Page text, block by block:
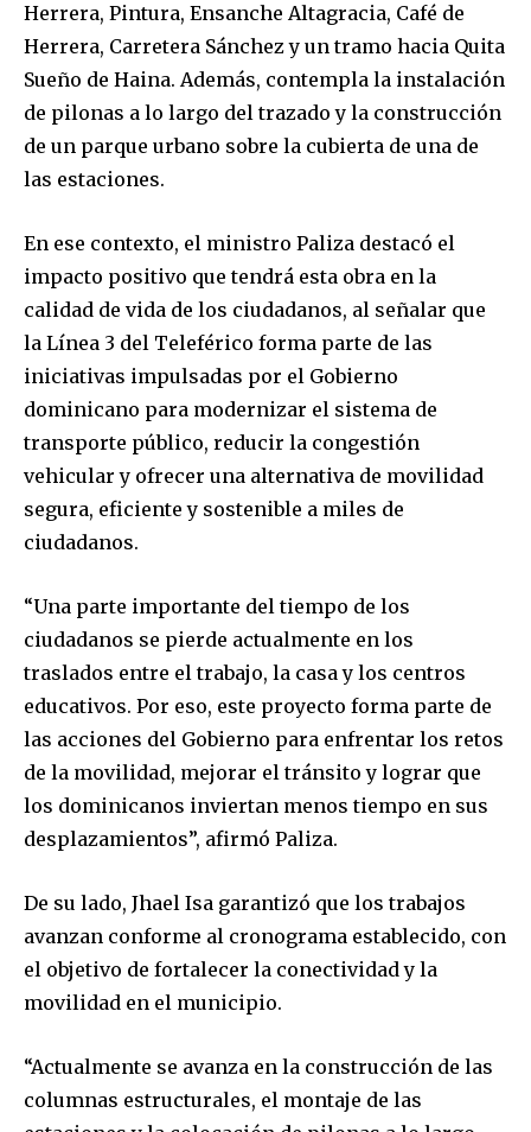
Herrera, Pintura, Ensanche Altagracia, Café de
Herrera, Carretera Sánchez y un tramo hacia Quita
Sueño de Haina. Además, contempla la instalación
de pilonas a lo largo del trazado y la construcción
de un parque urbano sobre la cubierta de una de
las estaciones.
En ese contexto, el ministro Paliza destacó el
impacto positivo que tendrá esta obra en la
calidad de vida de los ciudadanos, al señalar que
la Línea 3 del Teleférico forma parte de las
iniciativas impulsadas por el Gobierno
dominicano para modernizar el sistema de
transporte público, reducir la congestión
vehicular y ofrecer una alternativa de movilidad
segura, eficiente y sostenible a miles de
ciudadanos.
“Una parte importante del tiempo de los
ciudadanos se pierde actualmente en los
traslados entre el trabajo, la casa y los centros
educativos. Por eso, este proyecto forma parte de
las acciones del Gobierno para enfrentar los retos
de la movilidad, mejorar el tránsito y lograr que
los dominicanos inviertan menos tiempo en sus
desplazamientos”, afirmó Paliza.
De su lado, Jhael Isa garantizó que los trabajos
avanzan conforme al cronograma establecido, con
el objetivo de fortalecer la conectividad y la
movilidad en el municipio.
“Actualmente se avanza en la construcción de las
columnas estructurales, el montaje de las